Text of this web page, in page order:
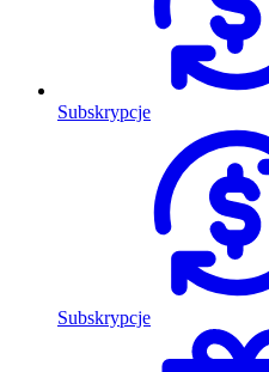
Subskrypcje
Subskrypcje